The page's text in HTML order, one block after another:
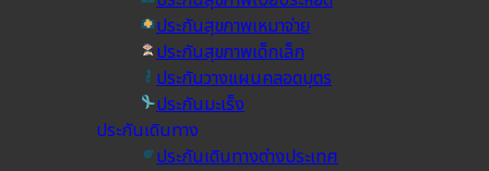
ประกันสุขภาพเหมาจ่าย
ประกันสุขภาพเด็กเล็ก
ประกันวางแผนคลอดบุตร
ประกันมะเร็ง
ประกันเดินทาง
ประกันเดินทางต่างประเทศ